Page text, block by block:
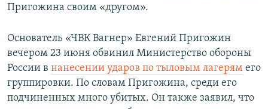
Пригожина своим «другом».
Основатель «ЧВК Вагнер» Евгений Пригожин
вечером 23 июня обвинил Министерство обороны
России в нанесении ударов по тыловым лагерям его
группировки. По словам Пригожина, среди его
подчиненных много убитых. Он также заявил, что